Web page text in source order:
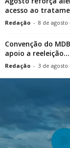
acesso ao
Redação - 8 de agosto
Convenção do
apoio a reeleição...
Redação - 3 de agosto